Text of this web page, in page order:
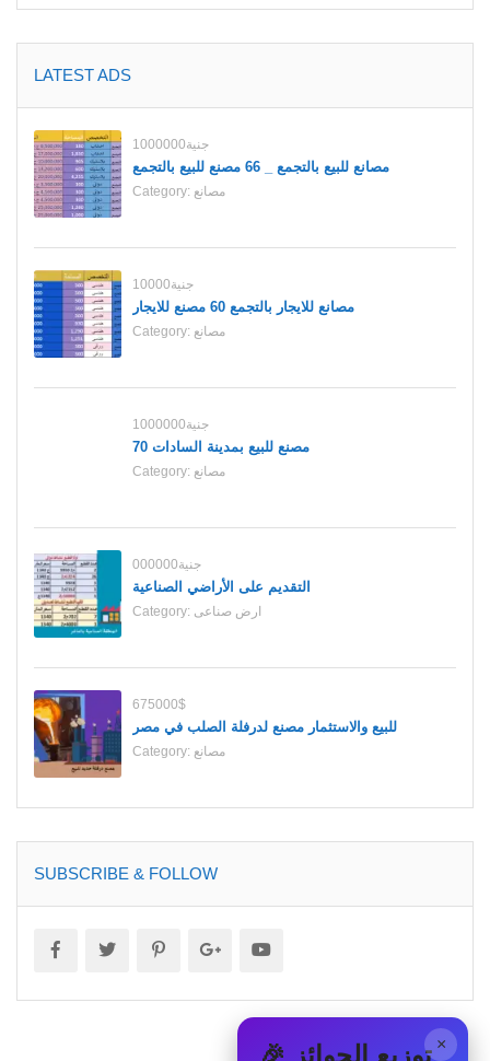
LATEST ADS
1000000جنية
مصانع للبيع بالتجمع _ 66 مصنع للبيع بالتجمع
Category: مصانع
10000جنية
مصانع للايجار بالتجمع 60 مصنع للايجار
Category: مصانع
1000000جنية
70 مصنع للبيع بمدينة السادات
Category: مصانع
000000جنية
التقديم على الأراضي الصناعية
Category: ارض صناعى
675000$
للبيع والاستثمار مصنع لدرفلة الصلب في مصر
Category: مصانع
SUBSCRIBE & FOLLOW
× 🎉 توزيع الجوائز